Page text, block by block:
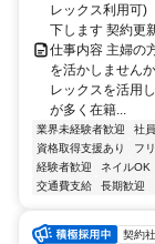
レックス利用可)
下します 契約更
仕事内容 主婦の
を活かしません
レックスを活用
が多く在籍...
業界未経験者歓迎 社
資格取得支援あり
フ
経験者歓迎
ネイルOK
交通費支給
長期歓迎
契約